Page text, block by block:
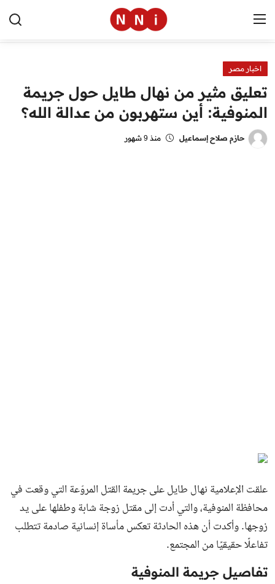
الرئيسية
اخبار مصر
العالم
اخبار مصر
تعليق مثير من نهال طايل حول جريمة
المنوفية: أين ستهربون من عدالة الله؟
حازم صلاح إسماعيل منذ 9 شهور
علقت الإعلامية نهال طايل على جريمة القتل المروّعة التي وقعت في
محافظة المنوفية، والتي أدت إلى مقتل زوجة شابة وطفلها على يد
زوجها. وأكدت أن هذه الحادثة تعكس مأساة إنسانية صادمة تتطلب
تفاعلًا حقيقيًا من المجتمع.
تفاصيل جريمة المنوفية